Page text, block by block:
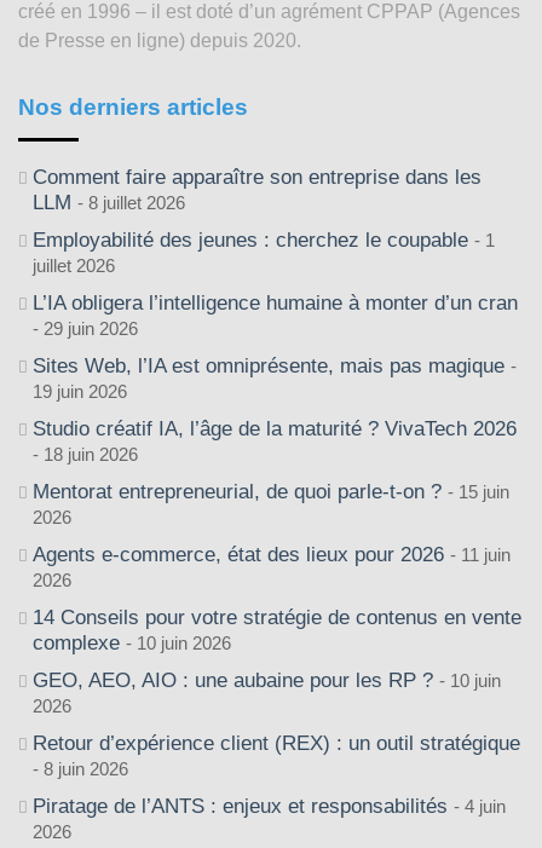
créé en 1996 – il est doté d’un agrément CPPAP (Agences
de Presse en ligne) depuis 2020.
Nos derniers articles
Comment faire apparaître son entreprise dans les
LLM
8 juillet 2026
Employabilité des jeunes : cherchez le coupable
1
juillet 2026
L’IA obligera l’intelligence humaine à monter d’un cran
29 juin 2026
Sites Web, l’IA est omniprésente, mais pas magique
19 juin 2026
Studio créatif IA, l’âge de la maturité ? VivaTech 2026
18 juin 2026
Mentorat entrepreneurial, de quoi parle-t-on ?
15 juin
2026
Agents e-commerce, état des lieux pour 2026
11 juin
2026
14 Conseils pour votre stratégie de contenus en vente
complexe
10 juin 2026
GEO, AEO, AIO : une aubaine pour les RP ?
10 juin
2026
Retour d’expérience client (REX) : un outil stratégique
8 juin 2026
Piratage de l’ANTS : enjeux et responsabilités
4 juin
2026